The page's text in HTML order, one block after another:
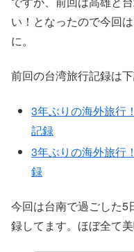
い！となったので今回
に。
前回の台湾旅行記録は下
3年ぶりの海外旅行
記録
3年ぶりの海外旅行
録
今回は台南で過ごした5
録してます。ほぼ全て